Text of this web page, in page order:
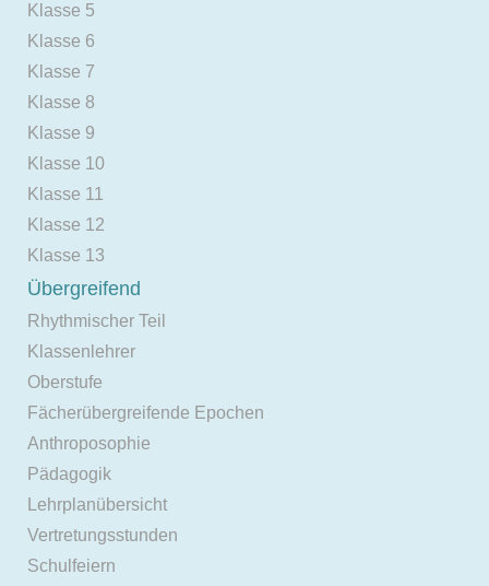
Klasse 5
Klasse 6
Klasse 7
Klasse 8
Klasse 9
Klasse 10
Klasse 11
Klasse 12
Klasse 13
Übergreifend
Rhythmischer Teil
Klassenlehrer
Oberstufe
Fächerübergreifende Epochen
Anthroposophie
Pädagogik
Lehrplanübersicht
Vertretungsstunden
Schulfeiern